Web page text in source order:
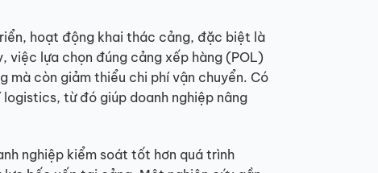
hoạt động khai thác cảng, đặc biệt là
việc lựa chọn đúng cảng xếp hàng (POL)
mà còn giảm thiểu chi phí vận chuyển. Có
từ đó giúp doanh nghiệp nâng
nghiệp kiểm soát tốt hơn quá trình